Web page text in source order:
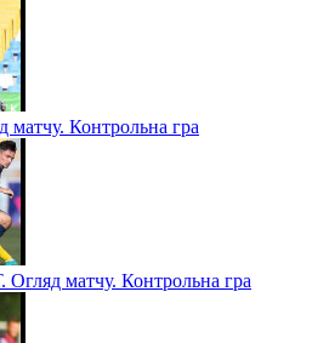
Контрольна гра
матчу. Контрольна гра